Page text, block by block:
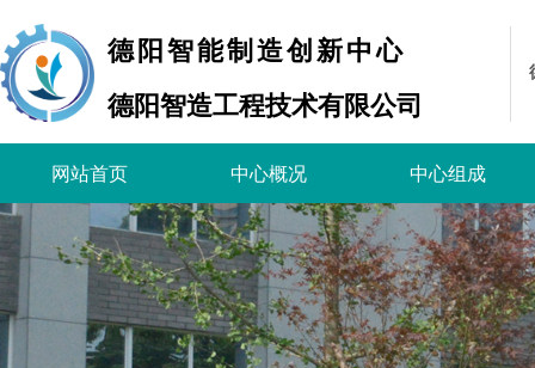
德阳智能制造创新中心
德阳智造工程技术有限公司
网站首页 中心概况 中心组成